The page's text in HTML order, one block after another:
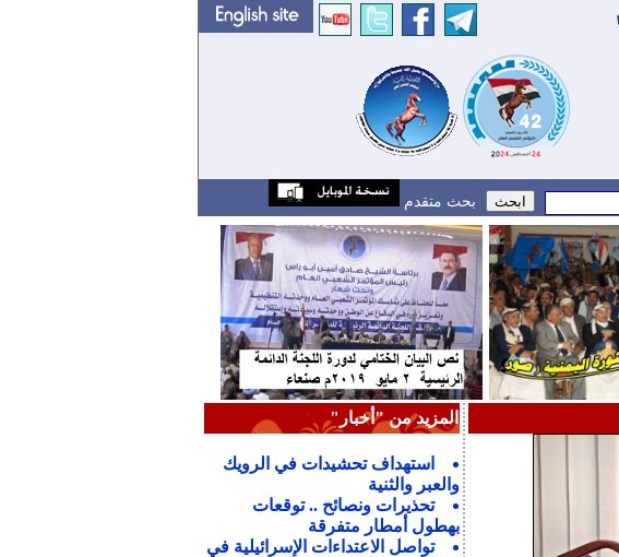
بحث متقدم
المزيد من "أخبار"
استهداف تحشيدات في الرويك
والعبر والثنية
تحذيرات ونصائح .. توقعات
بهطول أمطار متفرقة
تواصل الاعتداءات الإسرائيلية في